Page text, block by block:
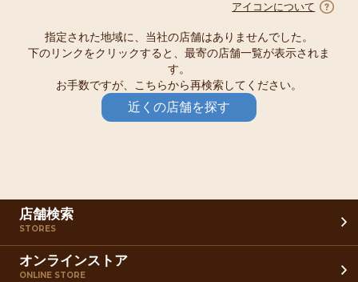
アイコンについて
指定された地域に、当社の店舗はありませんでした。
下のリンクをクリックすると、最寄の店舗一覧が表示されま
す。
お手数ですが、こちらから再検索してください。
近くの店舗を探す
店舗検索
STORES
オンラインストア
ONLINE STORE